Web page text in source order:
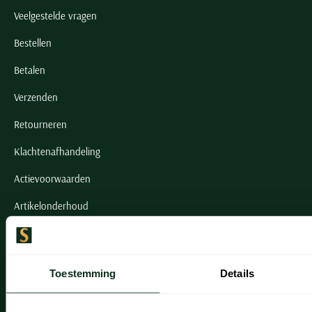
Toestemming Details
Veelgestelde vragen
Bestellen
Betalen
Verzenden
Retourneren
Klachtenafhandeling
Actievoorwaarden
Artikelonderhoud
Onze winkels
Onze winkels